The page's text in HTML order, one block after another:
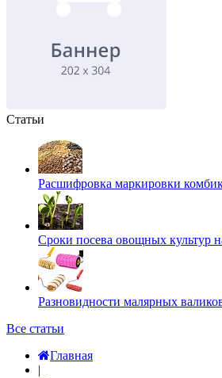
Статьи
Расшифровка маркировки
Сроки посева овощных культур
Разновидности малярных
Все статьи
Главная
|